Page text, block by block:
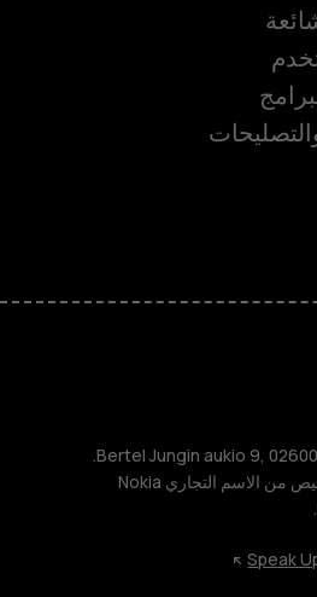
TM و © 2026 HMD Global. جميع الحقوق محفوظة. Bertel Jungin aukio 9, 02600 Espoo, Finland.
مُعرِّف الشركة: 2724044-2. شركة HMD Global Oy حاصلة على ترخيص من الاسم التجاري Nokia
Speak